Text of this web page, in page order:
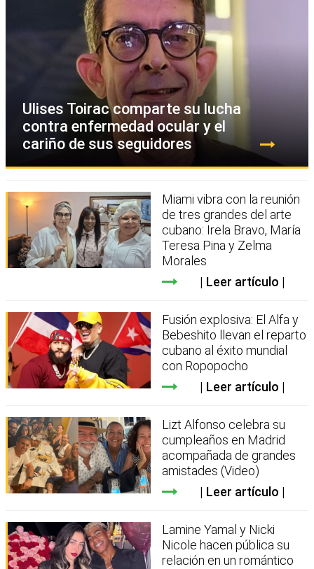
Ulises Toirac comparte su lucha
contra enfermedad ocular y el
cariño de sus seguidores
Miami vibra con la reunión
de tres grandes del arte
cubano: Irela Bravo, María
Teresa Pina y Zelma
Morales
Leer artículo
Fusión explosiva: El Alfa y
Bebeshito llevan el reparto
cubano al éxito mundial
con Ropopocho
Leer artículo
Lizt Alfonso celebra su
cumpleaños en Madrid
acompañada de grandes
amistades (Video)
Leer artículo
Lamine Yamal y Nicki
Nicole hacen pública su
relación en un romántico